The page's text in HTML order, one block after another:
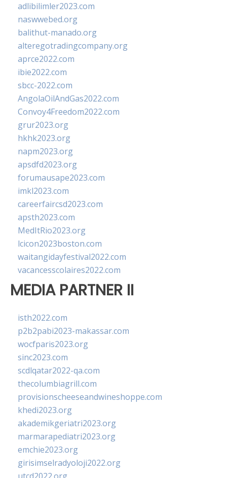
adlibilimler2023.com
naswwebed.org
balithut-manado.org
alteregotradingcompany.org
aprce2022.com
ibie2022.com
sbcc-2022.com
AngolaOilAndGas2022.com
Convoy4Freedom2022.com
grur2023.org
hkhk2023.org
napm2023.org
apsdfd2023.org
forumausape2023.com
imkl2023.com
careerfaircsd2023.com
apsth2023.com
MedItRio2023.org
lcicon2023boston.com
waitangidayfestival2022.com
vacancesscolaires2022.com
MEDIA PARTNER II
isth2022.com
p2b2pabi2023-makassar.com
wocfparis2023.org
sinc2023.com
scdlqatar2022-qa.com
thecolumbiagrill.com
provisionscheeseandwineshoppe.com
khedi2023.org
akademikgeriatri2023.org
marmarapediatri2023.org
emchie2023.org
girisimselradyoloji2022.org